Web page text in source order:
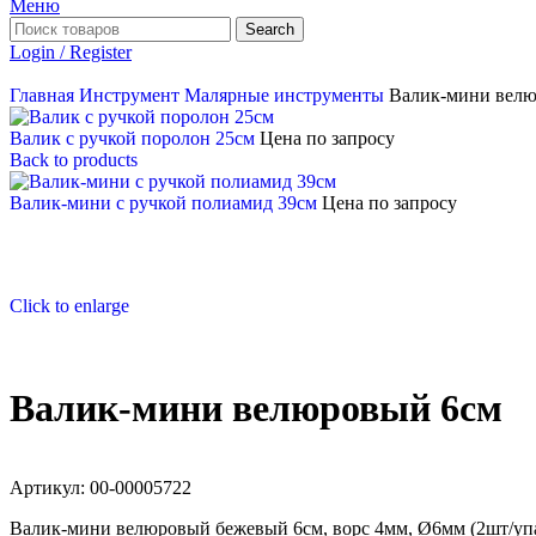
Меню
Search
Login / Register
Главная Инструмент Малярные инструменты Валик-мини
Валик с ручкой поролон 25см Цена по запросу
Back to products
Валик-мини с ручкой полиамид 39см Цена по запросу
Click to enlarge
Валик-мини велюровый 6см
Артикул: 00-00005722
Валик-мини велюровый бежевый 6см, ворс 4мм, Ø6мм (2шт/